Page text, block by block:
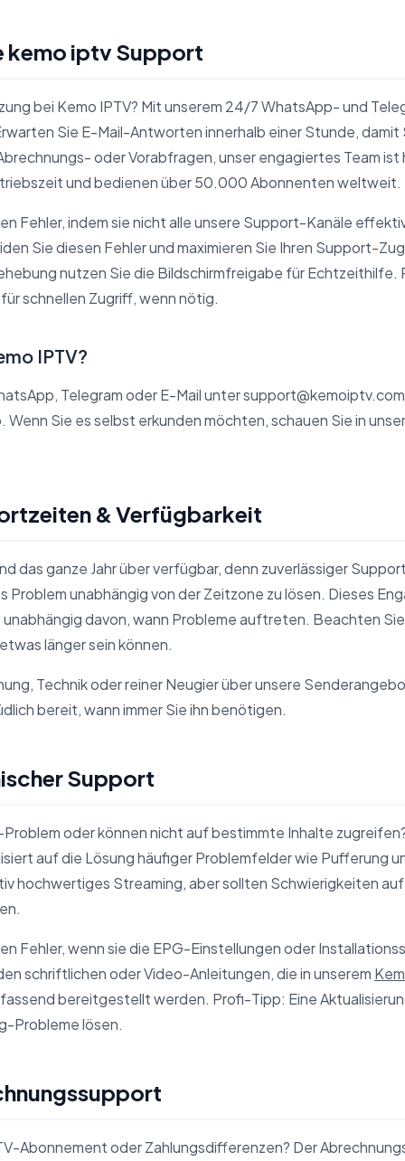
kemo iptv Support
bei Kemo IPTV? Mit unserem 24/7 WhatsApp- und
Sie E-Mail-Antworten innerhalb einer Stunde, damit
oder Vorabfragen, unser engagiertes Team ist
und bedienen über 50.000 Abonnenten weltweit.
Fehler, indem sie nicht alle unsere Support-Kanäle
Sie diesen Fehler und maximieren Sie Ihren Support-
nutzen Sie die Bildschirmfreigabe für Echtzeithilfe.
schnellen Zugriff, wenn nötig.
IPTV?
Telegram oder E-Mail unter
Sie es selbst erkunden möchten, schauen Sie in unser
& Verfügbarkeit
das ganze Jahr über verfügbar, denn zuverlässiger
Problem unabhängig von der Zeitzone zu lösen. Dieses
unabhängig davon, wann Probleme auftreten. Beachten
länger sein können.
Technik oder reiner Neugier über unsere
bereit, wann immer Sie ihn benötigen.
Support
oder können nicht auf bestimmte Inhalte
auf die Lösung häufiger Problemfelder wie Pufferung
hochwertiges Streaming, aber sollten Schwierigkeiten
Fehler, wenn sie die EPG-Einstellungen oder
schriftlichen oder Video-Anleitungen, die in unserem
bereitgestellt werden. Profi-Tipp: Eine
Probleme lösen.
Abonnement oder Zahlungsdifferenzen? Der